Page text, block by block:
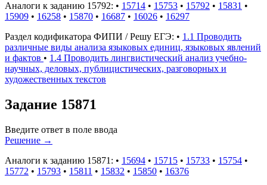
Аналоги к заданию 15792: • 15714 • 15753 • 15792 • 15831 •
15909 • 16258 • 15870 • 16687 • 16026 • 16297
Раздел кодификатора ФИПИ / Решу ЕГЭ: • 1.1 Проводить
различные виды анализа языковых единиц, языковых явлений
и фактов • 1.4 Проводить лингвистический анализ учебно-
научных, деловых, публицистических, разговорных и
художественных текстов
Задание 15871
Введите ответ в поле ввода
Решение →
Аналоги к заданию 15871: • 15694 • 15715 • 15733 • 15754 •
15772 • 15793 • 15811 • 15832 • 15850 • 16376